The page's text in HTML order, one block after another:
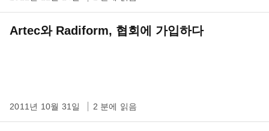
Artec와 Radiform, 협회에 가입하다
2011년 10월 31일 2 분에 읽음